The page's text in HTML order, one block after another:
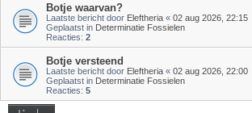
Botje waarvan?
Laatste bericht door Eleftheria « 02 aug 2026, 22:15
Geplaatst in Determinatie Fossielen
Reacties: 2
Botje versteend
Laatste bericht door Eleftheria « 02 aug 2026, 22:00
Geplaatst in Determinatie Fossielen
Reacties: 5